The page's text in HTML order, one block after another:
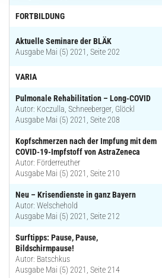
FORTBILDUNG
Aktuelle Seminare der BLÄK
Ausgabe Mai (5) 2021, Seite 202
VARIA
Pulmonale Rehabilitation – Long-COVID
Autor: Koczulla, Schneeberger, Glöckl
Ausgabe Mai (5) 2021, Seite 208
Kopfschmerzen nach der Impfung mit dem
COVID-19-Impfstoff von AstraZeneca
Autor: Förderreuther
Ausgabe Mai (5) 2021, Seite 210
Neu – Krisendienste in ganz Bayern
Autor: Welschehold
Ausgabe Mai (5) 2021, Seite 212
Surftipps: Pause, Pause,
Bildschirmpause!
Autor: Batschkus
Ausgabe Mai (5) 2021, Seite 214